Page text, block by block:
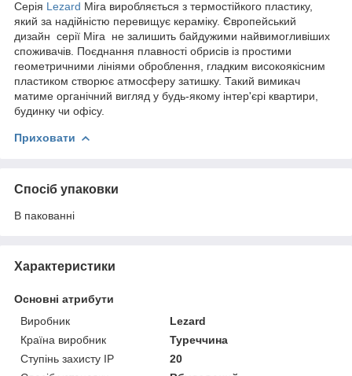
Серія Lezard Mira виробляється з термостійкого пластику,
який за надійністю перевищує кераміку. Європейський
дизайн серії Mira не залишить байдужими найвимогливіших
споживачів. Поєднання плавності обрисів із простими
геометричними лініями оброблення, гладким високоякісним
пластиком створює атмосферу затишку. Такий вимикач
матиме органічний вигляд у будь-якому інтер'єрі квартири,
будинку чи офісу.
Приховати
Спосіб упаковки
В пакованні
Характеристики
Основні атрибути
Виробник
Lezard
Країна виробник
Туреччина
Ступінь захисту IP
20